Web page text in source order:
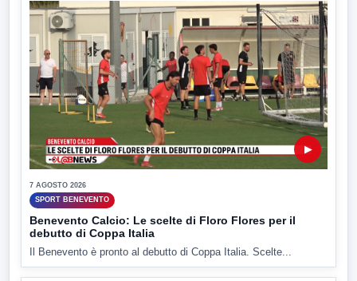
▶
7 AGOSTO 2026
SPORT BENEVENTO
Benevento Calcio: Le scelte di Floro Flores per il
debutto di Coppa Italia
Il Benevento è pronto al debutto di Coppa Italia. Scelte...